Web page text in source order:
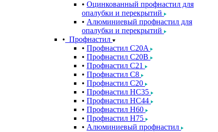
Оцинкованный профнастил для
опалубки и перекрытий
Алюминиевый профнастил для
опалубки и перекрытий
Профнастил
Профнастил С20A
Профнастил С20B
Профнастил С21
Профнастил С8
Профнастил С20
Профнастил НС35
Профнастил НС44
Профнастил Н60
Профнастил Н75
Алюминиевый профнастил